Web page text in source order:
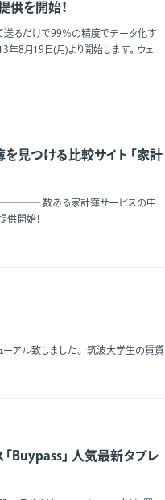
供を開始！
送るだけで99％の精度でデータ化す
年8月19日(月)より開始します。ウェ
見つける比較サイト 「家計
る家計簿サービスの中
供開始！
ーアル致しました。 筑波大学生の賃貸
Buypass」 人気最新タブレ